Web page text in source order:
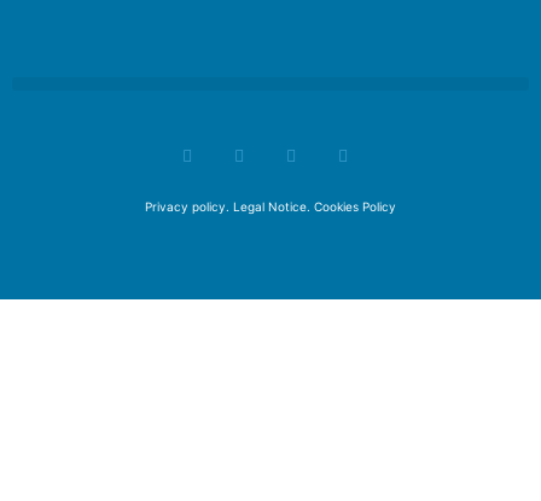
Privacy policy. Legal Notice. Cookies Policy